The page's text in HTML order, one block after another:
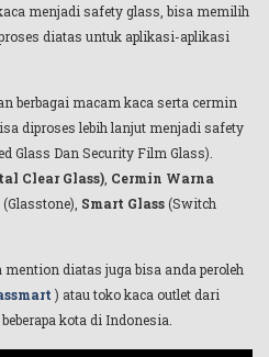
menjadi safety glass, bisa memilih
diatas untuk aplikasi-aplikasi
berbagai macam kaca serta cermin
diproses lebih lanjut menjadi safety
Glass Dan Security Film Glass).
Clear Glass) Cermin Warna
Smart Glass(Switch
diatas juga bisa anda peroleh
) atau toko kaca outlet dari
kota di Indonesia.